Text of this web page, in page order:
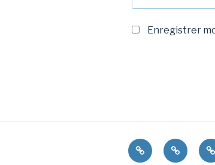
Enregistrer
Accueil Juillet
26